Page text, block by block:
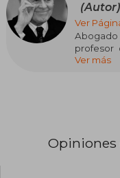
(Autor)
Ver
profesor
política
del
Ver más
Opiniones